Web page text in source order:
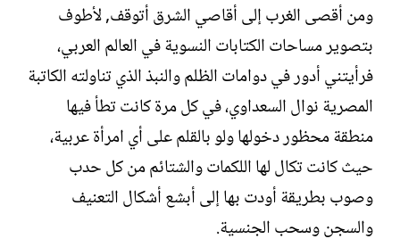
ومن أقصى الغرب إلى أقاصي الشرق أتوقف, لأطوف
بتصوير مساحات الكتابات النسوية في العالم العربي،
فرأيتني أدور في دوامات الظلم والنبذ الذي تناولته الكاتبة
المصرية نوال السعداوي، في كل مرة كانت تطأ فيها
منطقة محظور دخولها ولو بالقلم على أي امرأة عربية،
حيث كانت تكال لها اللكمات والشتائم من كل حدب
وصوب بطريقة أودت بها إلى أبشع أشكال التعنيف
والسجن وسحب الجنسية.